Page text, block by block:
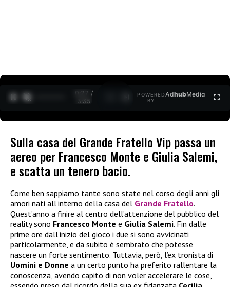
0:27 /
3:35
POWERED
BY
AdhubMedia
Sulla casa del Grande Fratello Vip passa un
aereo per Francesco Monte e Giulia Salemi,
e scatta un tenero bacio.
Come ben sappiamo tante sono state nel corso degli anni gli
amori nati all’interno della casa del Grande Fratello.
Quest’anno a finire al centro dell’attenzione del pubblico del
reality sono Francesco Monte e Giulia Salemi. Fin dalle
prime ore dall’inizio del gioco i due si sono avvicinati
particolarmente, e da subito è sembrato che potesse
nascere un forte sentimento. Tuttavia, però, l’ex tronista di
Uomini e Donne a un certo punto ha preferito rallentare la
conoscenza, avendo capito di non voler accelerare le cose,